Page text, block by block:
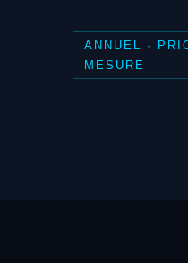
ANNUEL ·
MESURE